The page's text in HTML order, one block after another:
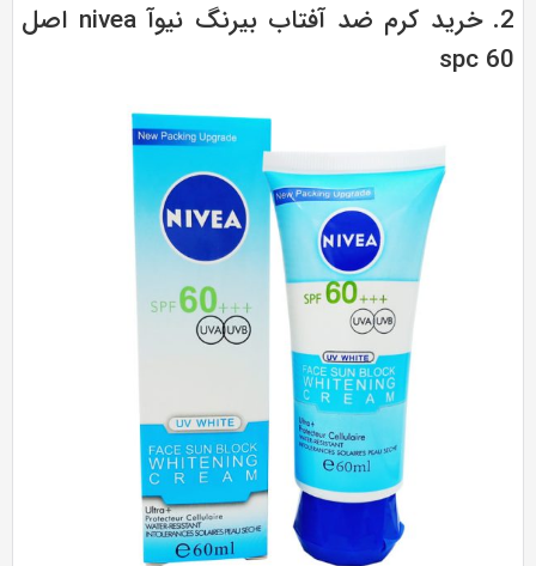
2. خرید کرم ضد آفتاب بیرنگ نیوآ nivea اصل
spc